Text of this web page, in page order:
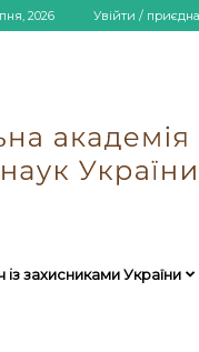
2026 Увійти /
захисниками України